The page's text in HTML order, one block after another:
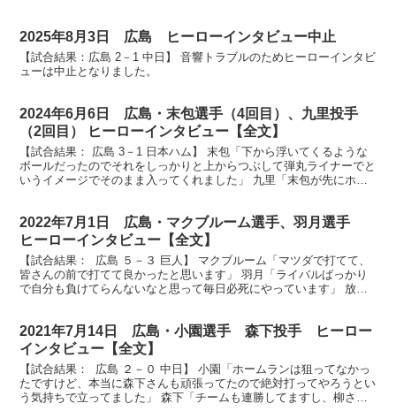
2025年8月3日 広島 ヒーローインタビュー中止
【試合結果：広島 2－1 中日】 音響トラブルのためヒーローインタビ
ューは中止となりました。
2024年6月6日 広島・末包選手（4回目）、九里投手
（2回目） ヒーローインタビュー【全文】
【試合結果： 広島 3－1 日本ハム】 末包「下から浮いてくるような
ボールだったのでそれをしっかりと上からつぶして弾丸ライナーでと
いうイメージでそのまま入ってくれました」 九里「末包が先にホー
2022年7月1日 広島・マクブルーム選手、羽月選手
ヒーローインタビュー【全文】
【試合結果： 広島 ５－３ 巨人】 マクブルーム「マツダで打てて、
皆さんの前で打てて良かったと思います」 羽月「ライバルばっかり
で自分も負けてらんないなと思って毎日必死にやっています」 放送
2021年7月14日 広島・小園選手 森下投手 ヒーロー
インタビュー【全文】
【試合結果： 広島 ２－０ 中日】 小園「ホームランは狙ってなかっ
たですけど、本当に森下さんも頑張ってたので絶対打ってやろうとい
う気持ちで立ってました」 森下「チームも連勝してますし、柳さん